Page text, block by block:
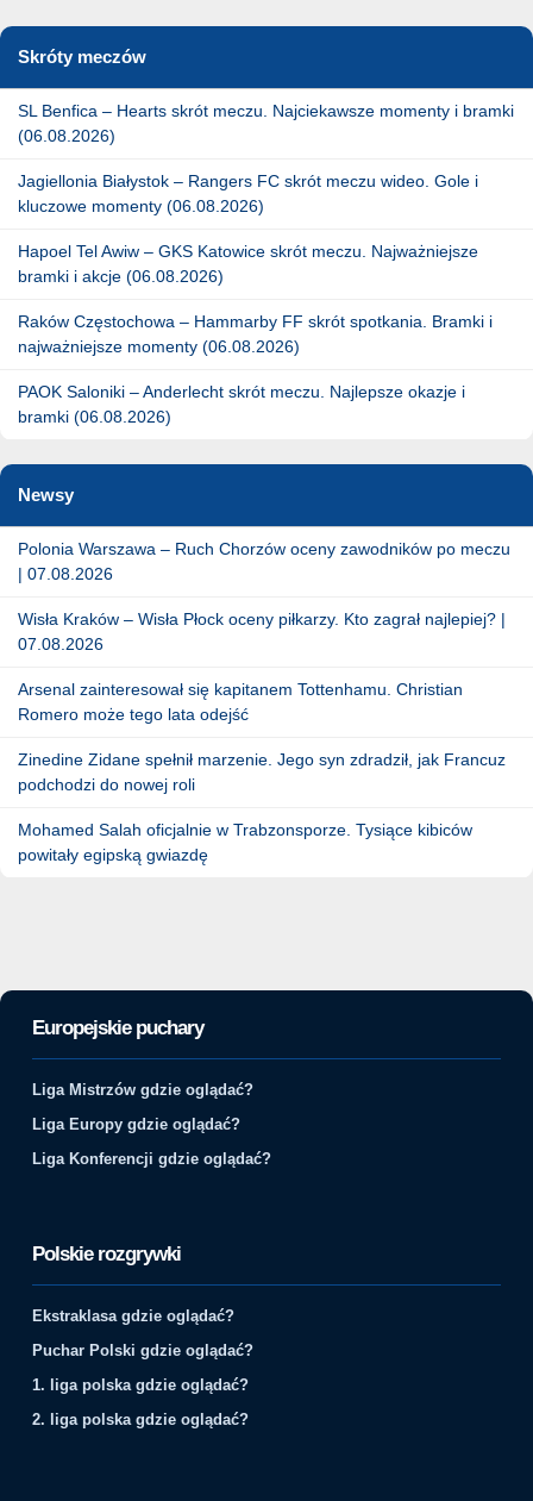
Skróty meczów
SL Benfica – Hearts skrót meczu. Najciekawsze momenty i bramki
(06.08.2026)
Jagiellonia Białystok – Rangers FC skrót meczu wideo. Gole i
kluczowe momenty (06.08.2026)
Hapoel Tel Awiw – GKS Katowice skrót meczu. Najważniejsze
bramki i akcje (06.08.2026)
Raków Częstochowa – Hammarby FF skrót spotkania. Bramki i
najważniejsze momenty (06.08.2026)
PAOK Saloniki – Anderlecht skrót meczu. Najlepsze okazje i
bramki (06.08.2026)
Newsy
Polonia Warszawa – Ruch Chorzów oceny zawodników po meczu
| 07.08.2026
Wisła Kraków – Wisła Płock oceny piłkarzy. Kto zagrał najlepiej? |
07.08.2026
Arsenal zainteresował się kapitanem Tottenhamu. Christian
Romero może tego lata odejść
Zinedine Zidane spełnił marzenie. Jego syn zdradził, jak Francuz
podchodzi do nowej roli
Mohamed Salah oficjalnie w Trabzonsporze. Tysiące kibiców
powitały egipską gwiazdę
Europejskie puchary
Liga Mistrzów gdzie oglądać?
Liga Europy gdzie oglądać?
Liga Konferencji gdzie oglądać?
Polskie rozgrywki
Ekstraklasa gdzie oglądać?
Puchar Polski gdzie oglądać?
1. liga polska gdzie oglądać?
2. liga polska gdzie oglądać?